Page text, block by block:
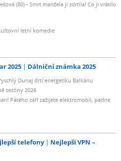
(80) - Smrt manžela ji zdrtila! Co jí vrátilo
letní komedie
2025 Dálniční známka 2025
Dunaj drtí energetiku Balkánu
sezóny 2026
Pátého září zažijete elektromobil, padne
telefony
Nejlepší VPN –